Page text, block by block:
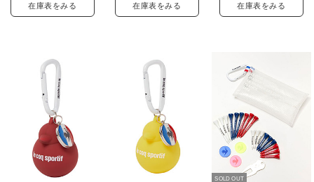
在庫表をみる 在庫表をみる 在庫表をみる
SOLD OUT